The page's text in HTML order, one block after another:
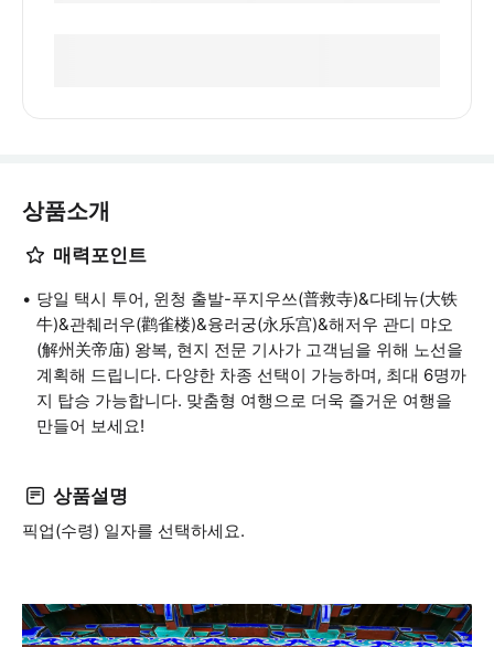
상품소개
매력포인트
당일 택시 투어, 윈청 출발-푸지우쓰(普救寺)&다톄뉴(大铁
牛)&관췌러우(鹳雀楼)&융러궁(永乐宫)&해저우 관디 먀오
(解州关帝庙) 왕복, 현지 전문 기사가 고객님을 위해 노선을
계획해 드립니다. 다양한 차종 선택이 가능하며, 최대 6명까
지 탑승 가능합니다. 맞춤형 여행으로 더욱 즐거운 여행을
만들어 보세요!
상품설명
픽업(수령) 일자를 선택하세요.